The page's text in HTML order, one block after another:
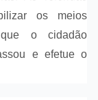
os meios
o cidadão
e efetue o